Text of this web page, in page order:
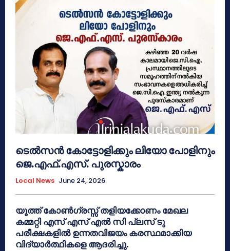
ടെൽസൻ കോട്ടോളിക്കും ലിയോ പോളിനും
ജെ.എഫ്.എസ്. പുരസ്കാരം
Local News June 24, 2026
യൂത്ത് കോൺഗ്രസ്സ് തളിയക്കോണം മേഖല
കമ്മറ്റി എസ് എസ് എൽ സി പ്ലസ് ടു
പരീക്ഷകളിൽ ഉന്നതവിജയം കരസ്ഥമാക്കിയ
വിദ്യാർത്ഥികളെ ആദരിച്ചു.